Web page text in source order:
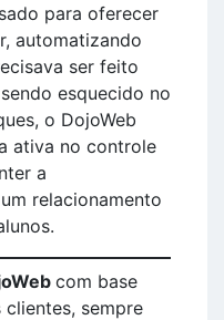
para oferecer
automatizando
ser feito
esquecido no
o DojoWeb
ativa no controle
a
relacionamento
com base
clientes, sempre